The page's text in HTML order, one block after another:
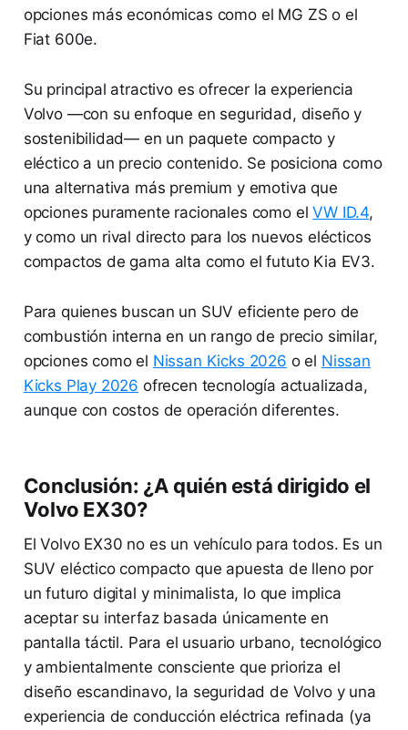
opciones más económicas como el MG ZS o el
Fiat 600e.
Su principal atractivo es ofrecer la experiencia
Volvo —con su enfoque en seguridad, diseño y
sostenibilidad— en un paquete compacto y
eléctico a un precio contenido. Se posiciona como
una alternativa más premium y emotiva que
opciones puramente racionales como elVW ID.4,
y como un rival directo para los nuevos elécticos
compactos de gama alta como el fututo Kia EV3.
Para quienes buscan un SUV eficiente pero de
combustión interna en un rango de precio similar,
opciones como el Nissan Kicks 2026 o el Nissan
Kicks Play 2026 ofrecen tecnología actualizada,
aunque con costos de operación diferentes.
Conclusión: ¿A quién está dirigido el
Volvo EX30?
El Volvo EX30 no es un vehículo para todos. Es un
SUV eléctico compacto que apuesta de lleno por
un futuro digital y minimalista, lo que implica
aceptar su interfaz basada únicamente en
pantalla táctil. Para el usuario urbano, tecnológico
y ambientalmente consciente que prioriza el
diseño escandinavo, la seguridad de Volvo y una
experiencia de conducción eléctrica refinada (ya